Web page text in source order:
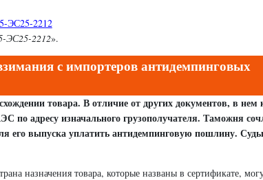
ЭС25-2212
ЭС25-2212».
с импортеров антидемпинговых
товара. В отличие от других документов, в нем
по адресу изначального грузополучателя. Таможня
его выпуска уплатить антидемпинговую пошлину.
назначения товара, которые названы в сертификате,